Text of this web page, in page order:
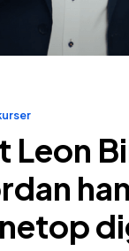
Leon